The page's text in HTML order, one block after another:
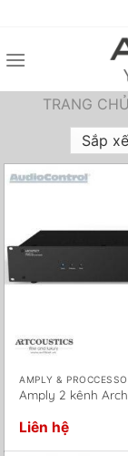
nội
TRANG CHỦ
AMPLY &
Amply 2 kênh
Liên hệ